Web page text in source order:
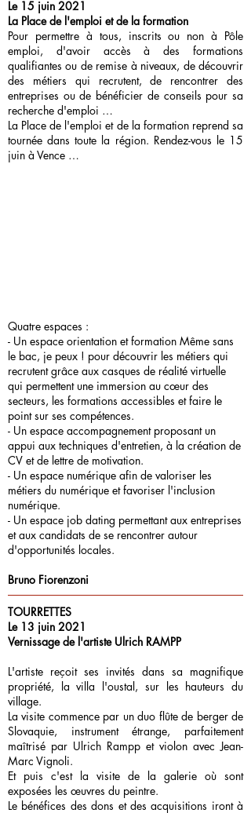
Le 15 juin 2021
La Place de l'emploi et de la formation
Pour permettre à tous, inscrits ou non à Pôle
emploi, d'avoir accès à des formations
qualifiantes ou de remise à niveaux, de découvrir
des métiers qui recrutent, de rencontrer des
entreprises ou de bénéficier de conseils pour sa
recherche d'emploi …
La Place de l'emploi et de la formation reprend sa
tournée dans toute la région. Rendez-vous le 15
juin à Vence …
Quatre espaces :
- Un espace orientation et formation Même sans
le bac, je peux ! pour découvrir les métiers qui
recrutent grâce aux casques de réalité virtuelle
qui permettent une immersion au cœur des
secteurs, les formations accessibles et faire le
point sur ses compétences.
- Un espace accompagnement proposant un
appui aux techniques d'entretien, à la création de
CV et de lettre de motivation.
- Un espace numérique afin de valoriser les
métiers du numérique et favoriser l'inclusion
numérique.
- Un espace job dating permettant aux entreprises
et aux candidats de se rencontrer autour
d'opportunités locales.
Bruno Fiorenzoni
TOURRETTES
Le 13 juin 2021
Vernissage de l'artiste Ulrich RAMPP
L'artiste reçoit ses invités dans sa magnifique
propriété, la villa l'oustal, sur les hauteurs du
village.
La visite commence par un duo flûte de berger de
Slovaquie, instrument étrange, parfaitement
maîtrisé par Ulrich Rampp et violon avec Jean-
Marc Vignoli.
Et puis c'est la visite de la galerie où sont
exposées les œuvres du peintre.
Le bénéfices des dons et des acquisitions iront à